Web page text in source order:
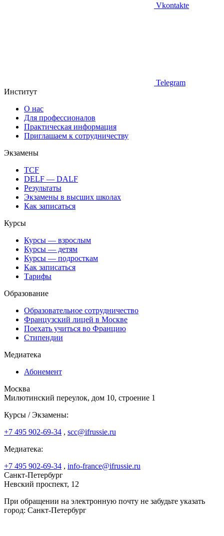
Vkontakte
Telegram
Институт
О нас
Для профессионалов
Практическая информация
Приглашаем к сотрудничеству
Экзамены
TCF
DELF — DALF
Результаты
Экзамены в высших школах
Как записаться
Курсы
Курсы — взрослым
Курсы — детям
Курсы — подросткам
Как записаться
Тарифы
Образование
Образовательное сотрудничество
Французский лицей в Москве
Поехать учиться во Францию
Стипендии
Медиатека
Абонемент
Москва
Милютинский переулок, дом 10, строение 1
Курсы / Экзамены:
+7 495 902-69-34 , scc@ifrussie.ru
Медиатека:
+7 495 902-69-34 , info-france@ifrussie.ru
Санкт-Петербург
Невский проспект, 12
При обращении на электронную почту не забудьте указать
город: Санкт-Петербург